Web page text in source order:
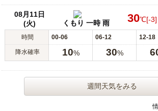
08月11日
(火)
くもり 一時 雨 30℃[-3]
時間 00-06 06-12 12-18
降水確率 10% 30%
週間天気をみる